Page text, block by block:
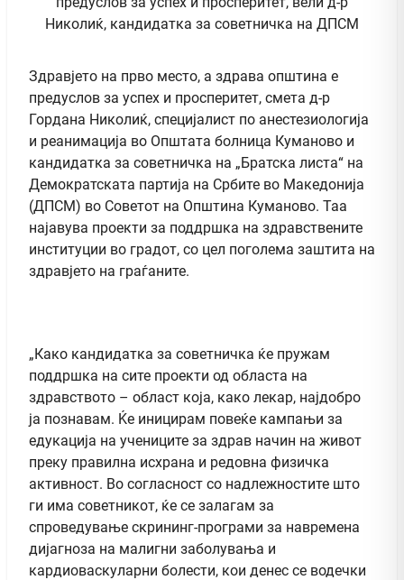
Здравјето на прво место, а здрава општина е
предуслов за успех и просперитет, смета д-р
Гордана Николиќ, специјалист по анестезиологија
и реанимација во Општата болница Куманово и
кандидатка за советничка на „Братска листа“ на
Демократската партија на Србите во Македонија
(ДПСМ) во Советот на Општина Куманово. Таа
најавува проекти за поддршка на здравствените
институции во градот, со цел поголема заштита на
здравјето на граѓаните.
„Како кандидатка за советничка ќе пружам
поддршка на сите проекти од областа на
здравството – област која, како лекар, најдобро
ја познавам. Ќе иницирам повеќе кампањи за
едукација на учениците за здрав начин на живот
преку правилна исхрана и редовна физичка
активност. Во согласност со надлежностите што
ги има советникот, ќе се залагам за
спроведување скрининг-програми за навремена
дијагноза на малигни заболувања и
кардиоваскуларни болести, кои денес се водечки